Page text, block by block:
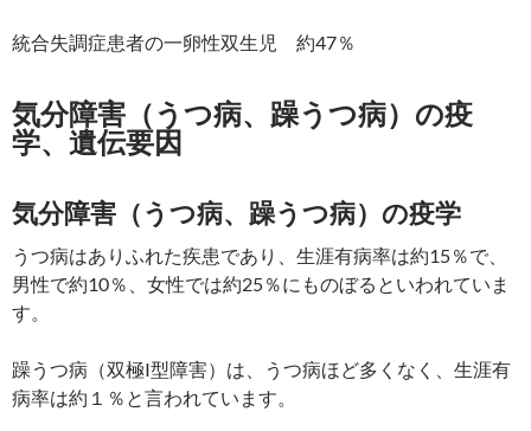
統合失調症患者の一卵性双生児 約47％
気分障害（うつ病、躁うつ病）の疫
学、遺伝要因
気分障害（うつ病、躁うつ病）の疫学
うつ病はありふれた疾患であり、生涯有病率は約15％で、
男性で約10％、女性では約25％にものぼるといわれていま
す。
躁うつ病（双極I型障害）は、うつ病ほど多くなく、生涯有
病率は約１％と言われています。